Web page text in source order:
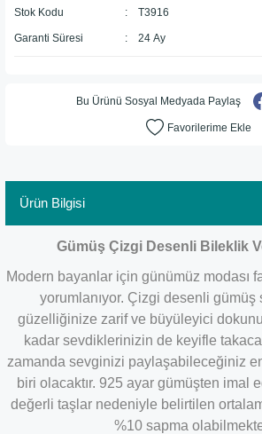
Stok Kodu T3916
Garanti Süresi 24 Ay
Bu Ürünü Sosyal Medyada Paylaş
Ürün Bilgisi
Gümüş Çizgi Desenli Bileklik
Modern bayanlar için günümüz modası
yorumlanıyor. Çizgi desenli gümüş
güzelliğinize zarif ve büyüleyici
kadar sevdiklerinizin de keyifle
zamanda sevginizi paylaşabileceğiniz
biri olacaktır. 925 ayar gümüşten imal
değerli taşlar nedeniyle belirtilen
%10 sapma